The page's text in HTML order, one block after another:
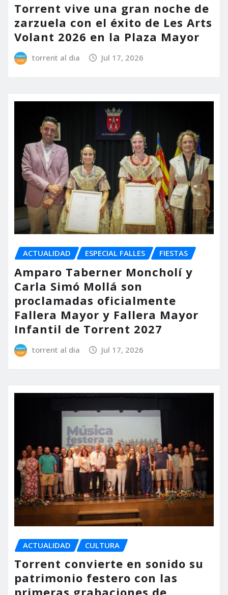
Torrent vive una gran noche de
zarzuela con el éxito de Les Arts
Volant 2026 en la Plaza Mayor
torrent al dia Jul 17, 2026
ACTUALIDAD ESPECIAL FALLES FIESTAS
Amparo Taberner Moncholí y
Carla Simó Mollá son
proclamadas oficialmente
Fallera Mayor y Fallera Mayor
Infantil de Torrent 2027
torrent al dia Jul 17, 2026
ACTUALIDAD CULTURA
Torrent convierte en sonido su
patrimonio festero con las